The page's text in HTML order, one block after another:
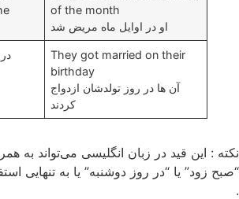
of the month
او در اوایل ماه مریض شد
They got married on their
birthday
آن ها در روز تولدشان ازدواج
کردند
نکته : این قید در زبان انگلیسی می‌تواند به
“صبح زود” یا “در روز دوشنبه” یا به تنهایی
.